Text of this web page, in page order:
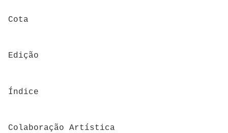
Cota
Edição
Índice
Colaboração Artística